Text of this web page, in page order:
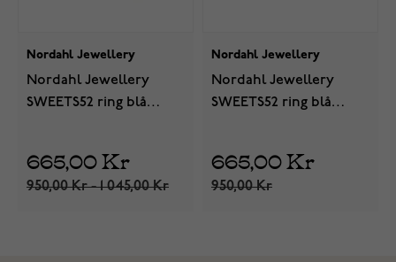
Nordahl Jewellery
Nordahl Jewellery
SWEETS52 ring blå
665,00 Kr
950,00 Kr - 1 045,00 Kr
Nordahl Jewellery
Nordahl Jewellery
SWEETS52 ring blå
665,00 Kr
950,00 Kr